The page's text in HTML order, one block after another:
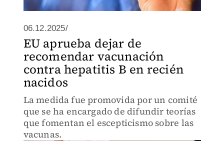
06.12.2025/
EU aprueba dejar de
recomendar vacunación
contra hepatitis B en recién
nacidos
La medida fue promovida por un comité
que se ha encargado de difundir teorías
que fomentan el escepticismo sobre las
vacunas.